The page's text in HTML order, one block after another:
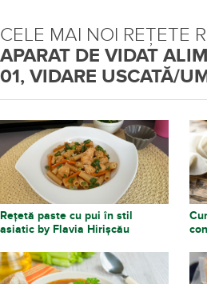
CELE MAI NOI REȚETE
APARAT DE VIDAT
01, VIDARE USCATĂ/
Rețetă paste cu pui în stil
asiatic by Flavia Hirișcău